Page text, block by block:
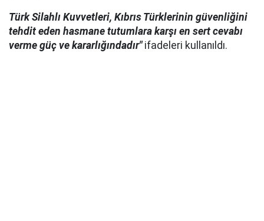
Türk Silahlı Kuvvetleri, Kıbrıs Türklerinin güvenliğini
tehdit eden hasmane tutumlara karşı en sert cevabı
verme güç ve kararlığındadır"ifadeleri kullanıldı.